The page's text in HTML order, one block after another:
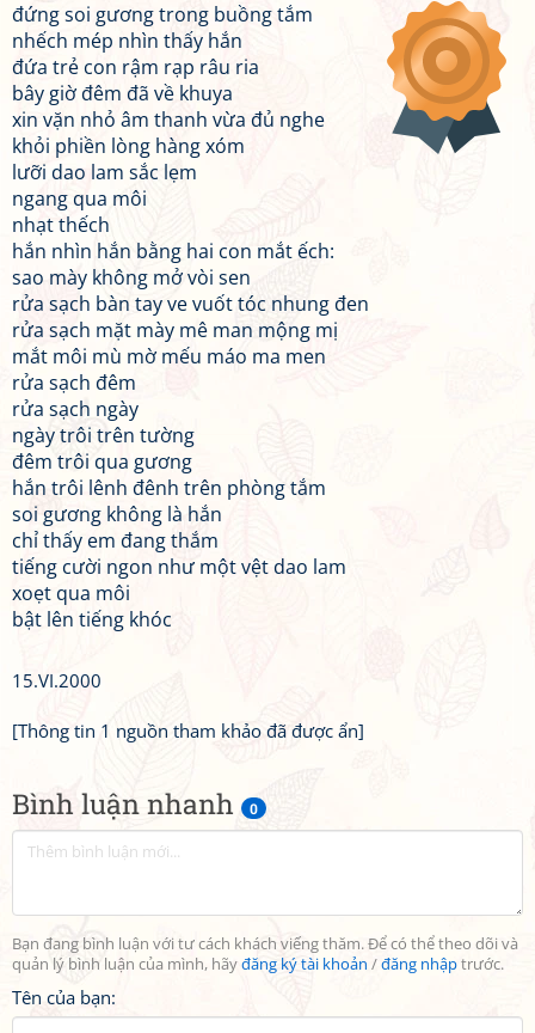
Bình luận nhanh 0
Bạn đang bình luận với tư cách khách viếng thăm. Để có thể theo dõi và
quản lý bình luận của mình, hãyđăng ký tài khoản /đăng nhậptrước.
Tên của bạn:
đứng soi gương trong buồng tắm
nhếch mép nhìn thấy hắn
đứa trẻ con rậm rạp râu ria
bây giờ đêm đã về khuya
xin vặn nhỏ âm thanh vừa đủ nghe
khỏi phiền lòng hàng xóm
lưỡi dao lam sắc lẹm
ngang qua môi
nhạt thếch
hắn nhìn hắn bằng hai con mắt ếch:
sao mày không mở vòi sen
rửa sạch bàn tay ve vuốt tóc nhung đen
rửa sạch mặt mày mê man mộng mị
mắt môi mù mờ mếu máo ma men
rửa sạch đêm
rửa sạch ngày
ngày trôi trên tường
đêm trôi qua gương
hắn trôi lênh đênh trên phòng tắm
soi gương không là hắn
chỉ thấy em đang thắm
tiếng cười ngon như một vệt dao lam
xoẹt qua môi
bật lên tiếng khóc
15.VI.2000
[Thông tin 1 nguồn tham khảo đã được ẩn]